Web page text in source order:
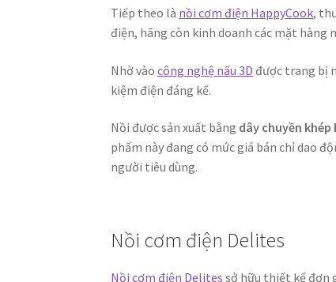
Tiếp theo là nồi cơm điện HappyCook,
điện, hãng còn kinh doanh các mặt hàng
Nhờ vàocông nghệ nấu 3D được trang bị
kiệm điện đáng kể.
Nồi được sản xuất bằng dây chuyền
phẩm này đang có mức giá bán chỉ dao
người tiêu dùng.
Nồi cơm điện Delites
Nồi cơm điện Delites sở hữu thiết kế đơn